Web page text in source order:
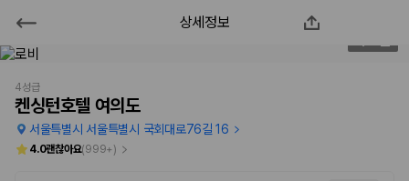
켄싱턴호텔 여의도
2000만 이용고객이 선택한 제주 렌트카 가격비교 플랫폼
상세정보
4성급
켄싱턴호텔 여의도
서울특별시 서울특별시 국회대로76길 16
4.0괜찮아요(999+)